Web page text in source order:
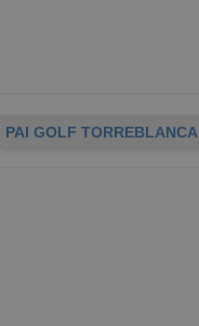
PAI GOLF TORREBLANCA